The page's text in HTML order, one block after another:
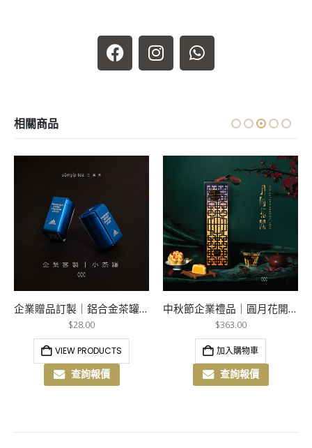
相關商品
企業贈品訂製｜鋁合金茶罐訂製
$28.00
VIEW PRODUCTS
查詢報價
中秋節企業禮品｜圓月花開-中秋木禮盒
$363.00
加入購物車
查詢報價